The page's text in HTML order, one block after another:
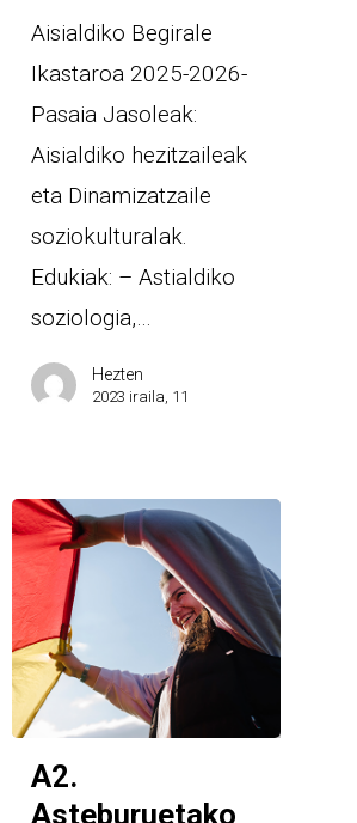
Aisialdiko Begirale
Ikastaroa 2025-2026-
Pasaia Jasoleak:
Aisialdiko hezitzaileak
eta Dinamizatzaile
soziokulturalak.
Edukiak: – Astialdiko
soziologia,…
Hezten
2023 iraila, 11
A2.
Asteburuetako